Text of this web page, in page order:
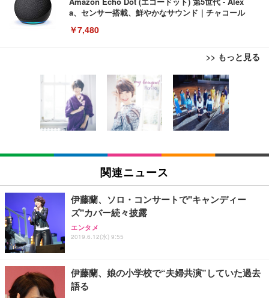
a、センサー搭載、鮮やかなサウンド｜チャコール
￥7,480
>> もっと見る
[EdoErgo] オフィスチェア 椅子 テレワーク 疲れな
い 跳ね上げ式アームレスト コンパクト 約105度ロッ
キング pc 事務椅子 360度回転 座面昇降 強化ナイロ
ン樹脂ベース 通気性メッシュ 在宅ワーク H-WY01
(黒網+黒枠+黒足)
￥5,699
SIHOO B100 オフィスチェア／デスクチェア メッシ
ュチェア 人間工学 疲れない ブラック
￥27,999
Sezlife オフィスチェア デスクチェア 疲れない テレ
ワーク チェア 強化バックレスト 30度ロッキング機
能 人間工学 椅子 腰サポート 90度跳ね上げ式アーム
ョン PCチェア 通気性メッシュ ゲーミング/勉強/事
務用 おしゃれ パソコンチェア (ブラック)
Sezlife オフィスチェア デスクチェア 疲れない テレ
EIZO ビジネス向けプレミアムモニター | FlexScan
EV3240X-WT | 31.5型4K UHD・USB Type-C・ホワ
イト
￥105,595
EIZO ビジネス向けプレミアムモニター | FlexScan
￥109,572
【純正品】27"ゲーミングモニター DualSense 充電
フック付き（CFI-ZDM1J）
【整備済み品】Dell E2724HS 27インチ 液晶モニタ
Amazonベーシック ペットシーツ 薄型 レギュラー 1
回使い捨て 無香料 ホワイト 300枚
￥3,373
Amazonベーシック ペットシーツ 厚型 ワイド 42枚
x2袋(84枚) ホワイト(吸収面:ライトブルー)
￥3,234
ネオ・ルーライフ ネオ・オムツ L 中型犬用 26枚入
り 単品
Smart Basic(スマートベーシック) 【Amazon.co.jp
関連ニュース
伊藤蘭、ソロ・コンサートで"キャンディー
ズ"カバー続々披露
エンタメ
2019.6.12(水) 9:55
伊藤蘭、娘の小学校で“夫婦共演”していた過去
語る